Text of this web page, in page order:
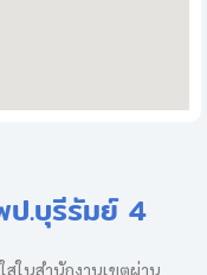
.บุรีรัมย์ 4
สในสำนักงานเขตผ่าน